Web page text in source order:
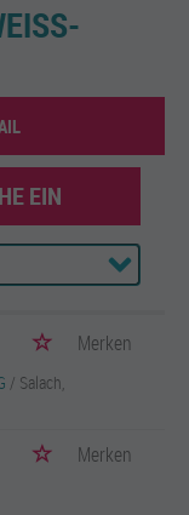
EIN
Merken
/ Salach,
Merken